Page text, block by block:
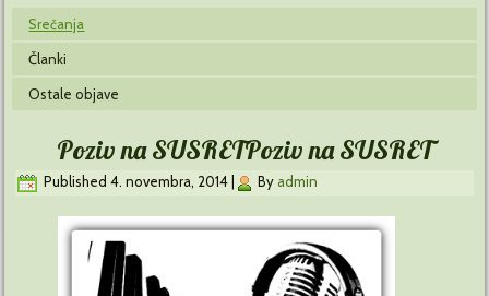
Srečanja
Članki
Ostale objave
Poziv na SUSRETPoziv na SUSRET
Published 4. novembra, 2014 By admin